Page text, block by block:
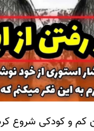
کم و کودکی شروع